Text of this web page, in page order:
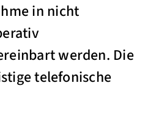
in nicht
werden. Die
telefonische